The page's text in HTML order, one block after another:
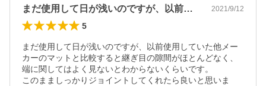
まだ使用して日が浅いのですが、以前使用… 2021/9/12
5
まだ使用して日が浅いのですが、以前使用していた他メー
カーのマットと比較すると継ぎ目の隙間がほとんどなく、
端に関してはよく見ないとわからないくらいです。
このまましっかりジョイントしてくれたら良いと思いま